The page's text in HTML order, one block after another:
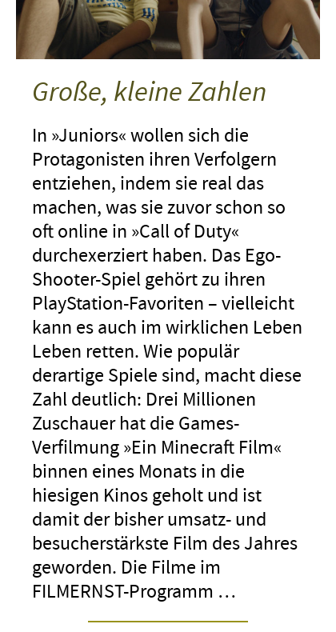
Große, kleine Zahlen
In »Juniors« wollen sich die
Protagonisten ihren Verfolgern
entziehen, indem sie real das
machen, was sie zuvor schon so
oft online in »Call of Duty«
durchexerziert haben. Das Ego-
Shooter-Spiel gehört zu ihren
PlayStation-Favoriten – vielleicht
kann es auch im wirklichen Leben
Leben retten. Wie populär
derartige Spiele sind, macht diese
Zahl deutlich: Drei Millionen
Zuschauer hat die Games-
Verfilmung »Ein Minecraft Film«
binnen eines Monats in die
hiesigen Kinos geholt und ist
damit der bisher umsatz- und
besucherstärkste Film des Jahres
geworden. Die Filme im
FILMERNST-Programm …